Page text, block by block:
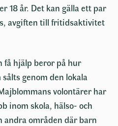
18 år. Det kan gälla ett par
avgiften till fritidsaktivitet
få hjälp beror på hur
genom den lokala
volontärer har
inom skola, hälso- och
andra områden där barn